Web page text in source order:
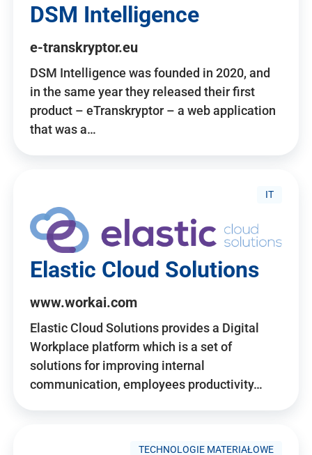
DSM Intelligence
e-transkryptor.eu
DSM Intelligence was founded in 2020, and
in the same year they released their first
product – eTranskryptor – a web application
that was a…
IT
Elastic Cloud Solutions
www.workai.com
Elastic Cloud Solutions provides a Digital
Workplace platform which is a set of
solutions for improving internal
communication, employees productivity…
TECHNOLOGIE MATERIAŁOWE